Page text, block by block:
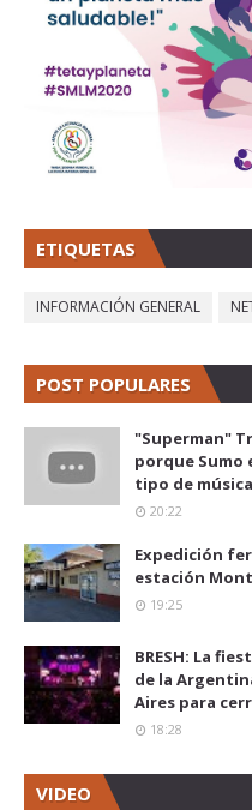
ETIQUETAS
INFORMACIÓN GENERAL
POST POPULARES
"Superman"
porque Sumo
tipo de
20:22
Expedición
estación
19:25
BRESH: La
de la
Aires para
18:28
VIDEO